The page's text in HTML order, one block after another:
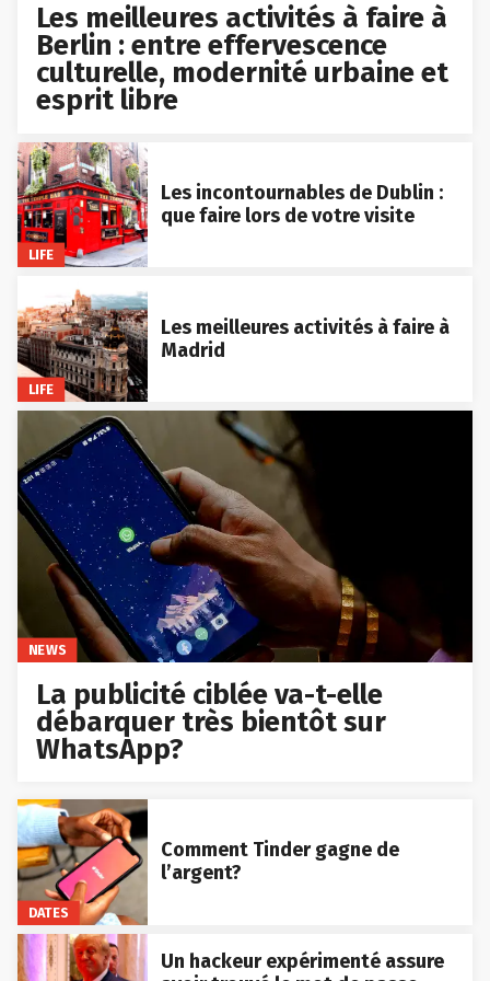
Les meilleures activités à faire à
Berlin : entre effervescence
culturelle, modernité urbaine et
esprit libre
LIFE
Les incontournables de Dublin :
que faire lors de votre visite
LIFE
Les meilleures activités à faire à
Madrid
NEWS
La publicité ciblée va-t-elle
débarquer très bientôt sur
WhatsApp?
DATES
Comment Tinder gagne de
l’argent?
Un hackeur expérimenté assure